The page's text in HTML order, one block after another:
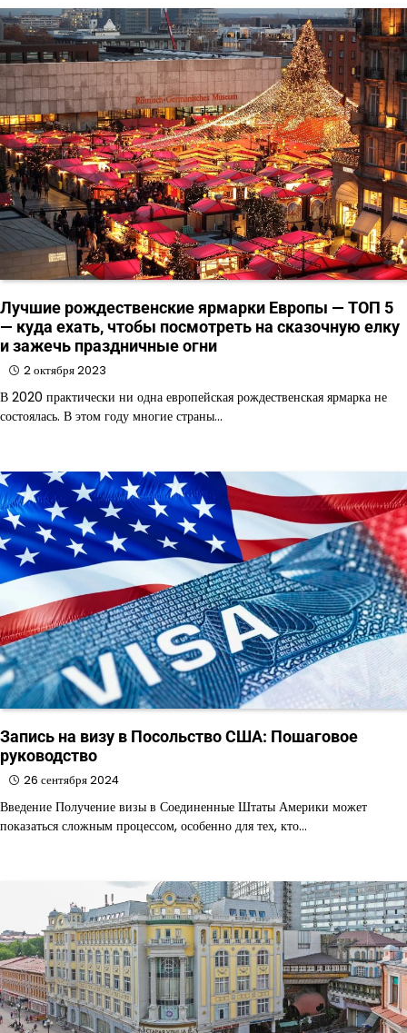
Лучшие рождественские ярмарки Европы — ТОП 5
— куда ехать, чтобы посмотреть на сказочную елку
и зажечь праздничные огни
2 октября 2023
В 2020 практически ни одна европейская рождественская ярмарка не
состоялась. В этом году многие страны…
Запись на визу в Посольство США: Пошаговое
руководство
26 сентября 2024
Введение Получение визы в Соединенные Штаты Америки может
показаться сложным процессом, особенно для тех, кто…